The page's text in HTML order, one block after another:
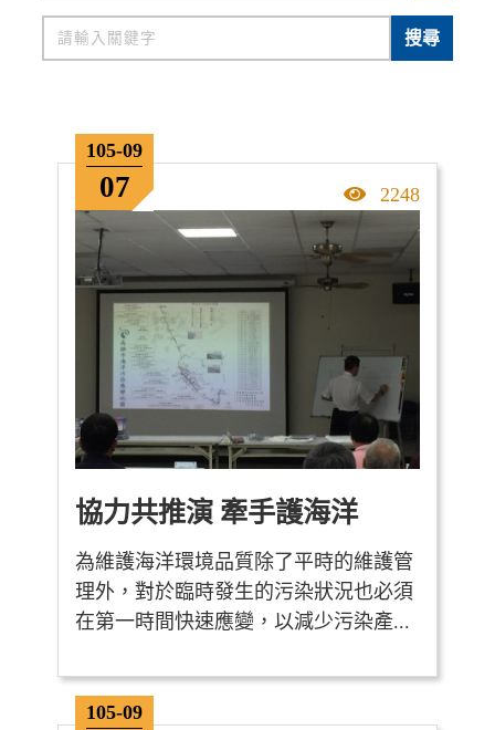
關鍵字 搜尋
105-09
07 點擊率
2248
協力共推演 牽手護海洋
為維護海洋環境品質除了平時的維護管
理外，對於臨時發生的污染狀況也必須
在第一時間快速應變，以減少污染產...
105-09